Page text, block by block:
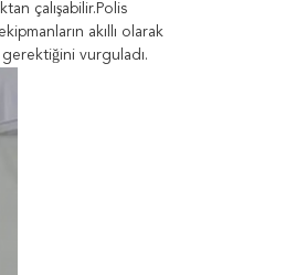
çalışabilir.Polis
akıllı olarak
vurguladı.